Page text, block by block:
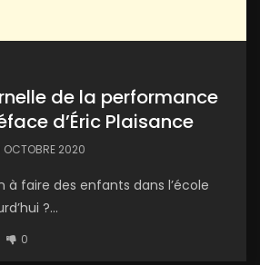
de la performance
d’Éric Plaisance
OCTOBRE 2020
faire des enfants dans l’école
?...
0